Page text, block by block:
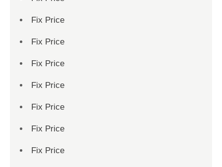
Fix Price
Fix Price
Fix Price
Fix Price
Fix Price
Fix Price
Fix Price